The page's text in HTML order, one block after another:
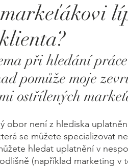
při hledání
pomůže moje
ostřílených
obor není z hlediska
se můžete specializovat
hledat uplatnění v
(například marketing v